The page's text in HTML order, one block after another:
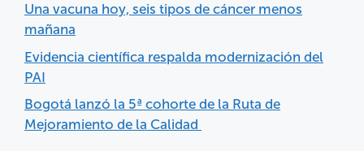
Una vacuna hoy, seis tipos de cáncer menos
mañana
Evidencia científica respalda modernización del
PAI
Bogotá lanzó la 5ª cohorte de la Ruta de
Mejoramiento de la Calidad